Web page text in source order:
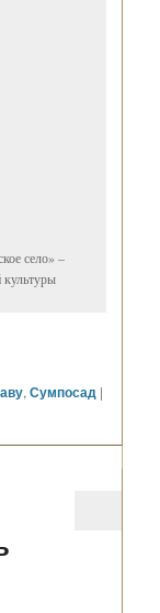
село» –
культуры
,Сумпосад |